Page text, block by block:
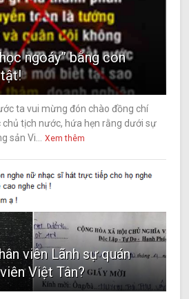
ngoáy” bằng con
ta vui mừng đón chào đồng chí
chủ tịch nước, hứa hẹn rằng dưới sự
sản Vi...
Xem thêm
viên Lãnh sự quán
Việt Tân?